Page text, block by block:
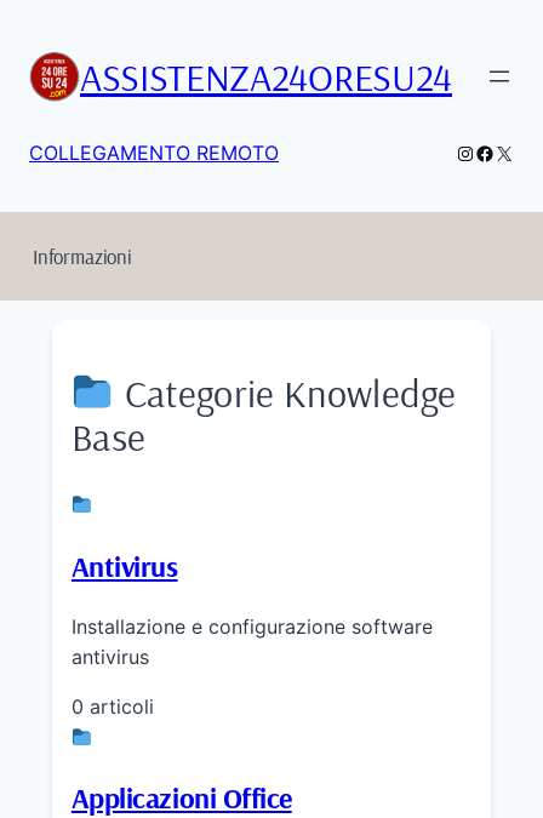
contenutoASSISTENZA24ORESU24
COLLEGAMENTO REMOTO X
Informazioni
Categorie Knowledge
Base
Antivirus
Installazione e configurazione software
antivirus
0 articoli
Applicazioni Office